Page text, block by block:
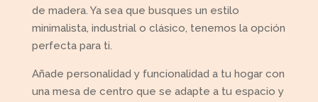
de madera. Ya sea que busques un estilo
minimalista, industrial o clásico, tenemos la opción
perfecta para ti.
Añade personalidad y funcionalidad a tu hogar con
una mesa de centro que se adapte a tu espacio y